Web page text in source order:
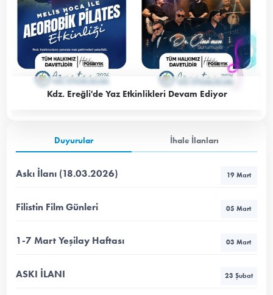
Kdz. Ereğli'de Yaz Etkinlikleri Devam Ediyor
Duyurular İhale İlanları
Askı İlanı (18.03.2026) 19 Mart
Filistin Film Günleri 05 Mart
1-7 Mart Yeşilay Haftası 03 Mart
ASKI İLANI 23 Şubat